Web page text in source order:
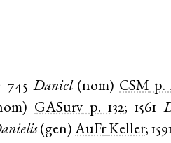
745 Daniel(nom) CSM p.
) GASurv p. 132;1561
(gen)AuFr Keller;